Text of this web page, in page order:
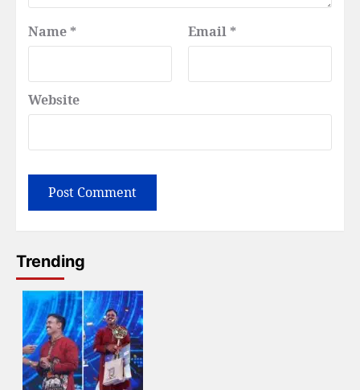
Name * Email *
Website
Trending